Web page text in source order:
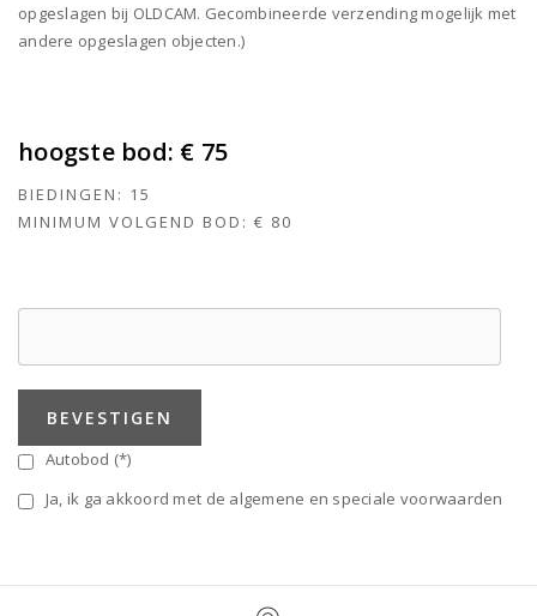
opgeslagen bij OLDCAM. Gecombineerde verzending mogelijk met
andere opgeslagen objecten.)
hoogste bod: € 75
BIEDINGEN: 15
MINIMUM VOLGEND BOD: € 80
BEVESTIGEN
Autobod (*)
Ja, ik ga akkoord met de algemene en speciale voorwaarden